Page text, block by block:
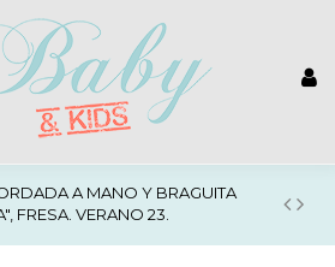
A MANO Y BRAGUITA
FRESA. VERANO 23.